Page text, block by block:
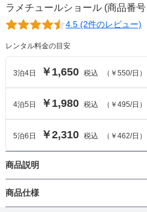
ラメチュールショール(商品番
4.5 (2件のレビュー)
レンタル料金の目安
3泊4日 ￥1,650 税込 （ ￥550/日）
4泊5 日 ￥1,980 税込 （ ￥495/日）
5泊6 日 ￥2,310 税込 （ ￥462/日）
商品説明
繊細なラメのきらめきが華やかさを
ル。軽やかなラメチュール素材を使
商品仕様